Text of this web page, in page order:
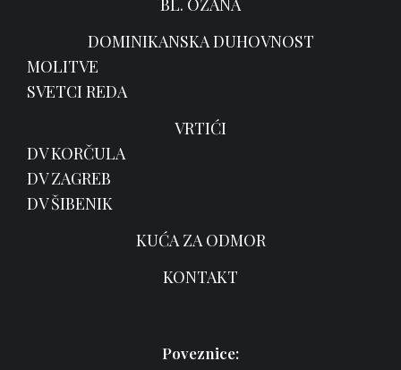
DOMINIKANSKA DUHOVNOST
MOLITVE
SVETCI REDA
VRTIĆI
DV KORČULA
DV ZAGREB
DV ŠIBENIK
KUĆA ZA ODMOR
KONTAKT
Poveznice: